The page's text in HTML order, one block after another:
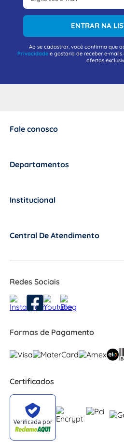
ENTRAR NA
Ao se cadastrar, você confirma que
Privacidadee gostaria de receber e-
ofertas
Fale conosco
Departamentos
Institucional
Central De Atendimento
Redes Sociais
Formas de Pagamento
Certificados